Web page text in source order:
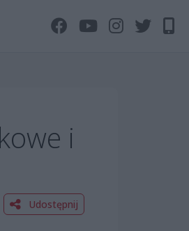
i
Udostępnij